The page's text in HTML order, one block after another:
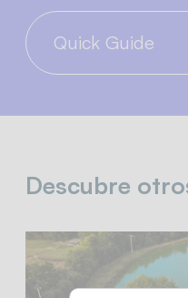
Quick Guide
Descubre